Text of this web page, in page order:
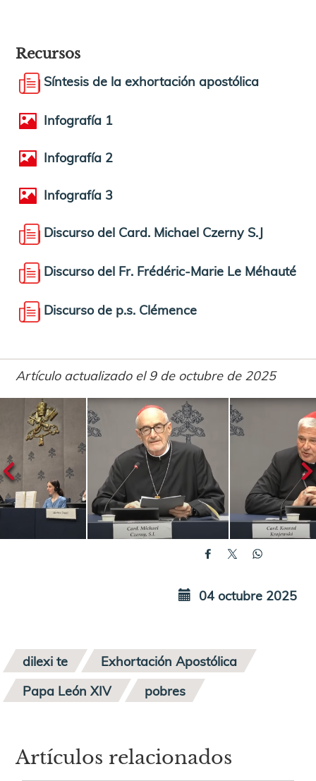
Recursos
Síntesis de la exhortación apostólica
Infografía 1
Infografía 2
Infografía 3
Discurso del Card. Michael Czerny S.J
Discurso del Fr. Frédéric-Marie Le Méhauté
Discurso de p.s. Clémence
Artículo actualizado el 9 de octubre de 2025
04 octubre 2025
dilexi te
Exhortación Apostólica
Papa León XIV
pobres
Artículos relacionados